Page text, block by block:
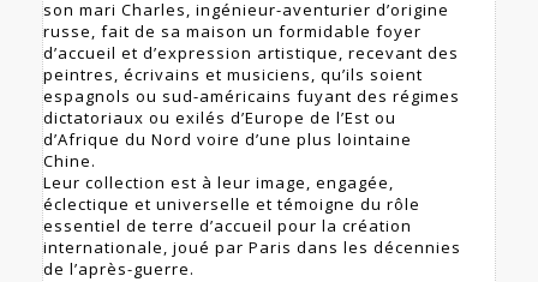
son mari Charles, ingénieur-aventurier d’origine
russe, fait de sa maison un formidable foyer
d’accueil et d’expression artistique, recevant des
peintres, écrivains et musiciens, qu’ils soient
espagnols ou sud-américains fuyant des régimes
dictatoriaux ou exilés d’Europe de l’Est ou
d’Afrique du Nord voire d’une plus lointaine
Chine.
Leur collection est à leur image, engagée,
éclectique et universelle et témoigne du rôle
essentiel de terre d’accueil pour la création
internationale, joué par Paris dans les décennies
de l’après-guerre.